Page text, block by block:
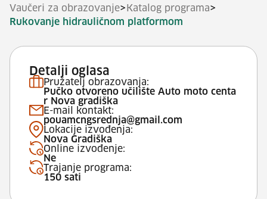
Vaučeri za obrazovanje> Katalog programa>
Rukovanje hidrauličnom platformom
Detalji oglasa
Pružatelj obrazovanja:
Pučko otvoreno učilište Auto moto centa
r Nova gradiška
E-mail kontakt:
pouamcngsrednja@gmail.com
Lokacije izvođenja:
Nova Gradiška
Online izvođenje:
Ne
Trajanje programa:
150 sati